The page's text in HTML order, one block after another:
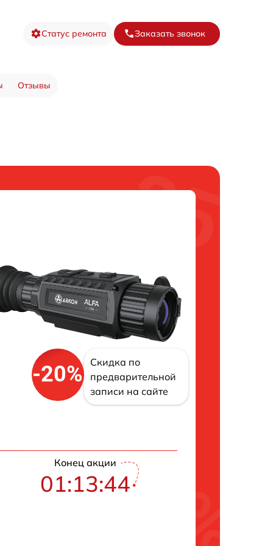
Статус ремонта Заказать звонок
Отзывы
-20%
Скидка по
предварительной
записи на сайте
Конец акции
01:13:43